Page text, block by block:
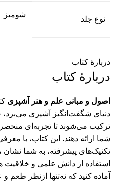
نوع جلد
شومیز
دربارۀ کتاب
دربارۀ کتاب
اصول و مبانی علم و هنر آشپزی
دنیای شگفت‌انگیز آشپزی می‌برد،
ترکیب می‌شوند تا تجربه‌ای
شما ارائه دهند. این کتاب، با
تکنیک‌های پیشرفته، به شما نشان
استفاده از دانش علمی و خلاقیت
آماده کنید که نه‌تنها ازنظر طعم